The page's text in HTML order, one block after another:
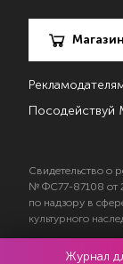
Посодействуй
Свидетельство о
№ ФС77-87108 от
по надзору в
культурного
© 2017—2026
Журнал